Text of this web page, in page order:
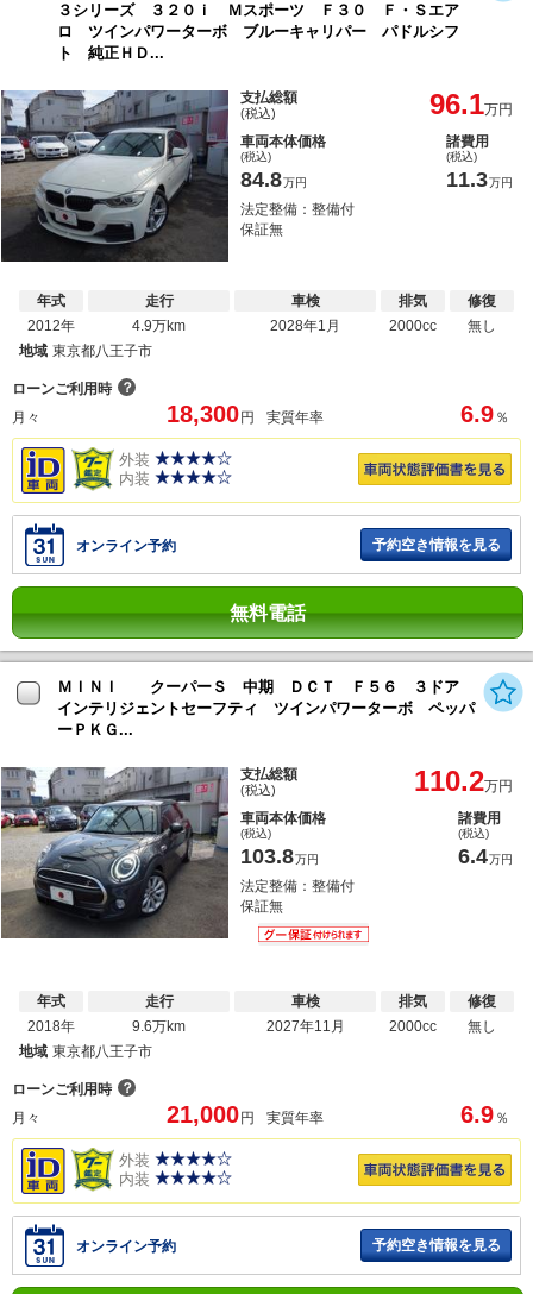
３シリーズ ３２０ｉ Ｍスポーツ Ｆ３０ Ｆ・Ｓエア
ロ ツインパワーターボ ブルーキャリパー パドルシフ
ト 純正ＨＤ...
支払総額
(税込) 96.1万円
車両本体価格
(税込)
84.8万円
諸費用
(税込)
11.3万円
法定整備：整備付
保証無
年式
2012年
走行
4.9万km
車検
2028年1月
排気
2000cc
修復
無し
地域 東京都八王子市
ローンご利用時 ？
月々
18,300 円 実質年率 6.9 ％
外装
内装
オンライン予約 予約空き情報を見る
無料電話
ＭＩＮＩ クーパーＳ 中期 ＤＣＴ Ｆ５６ ３ドア
インテリジェントセーフティ ツインパワーターボ ペッパ
ーＰＫＧ...
支払総額
(税込) 110.2万円
車両本体価格
(税込)
103.8万円
諸費用
(税込)
6.4万円
法定整備：整備付
保証無
年式
2018年
走行
9.6万km
車検
2027年11月
排気
2000cc
修復
無し
地域 東京都八王子市
ローンご利用時 ？
月々
21,000円 実質年率 6.9 ％
外装
内装
オンライン予約 予約空き情報を見る